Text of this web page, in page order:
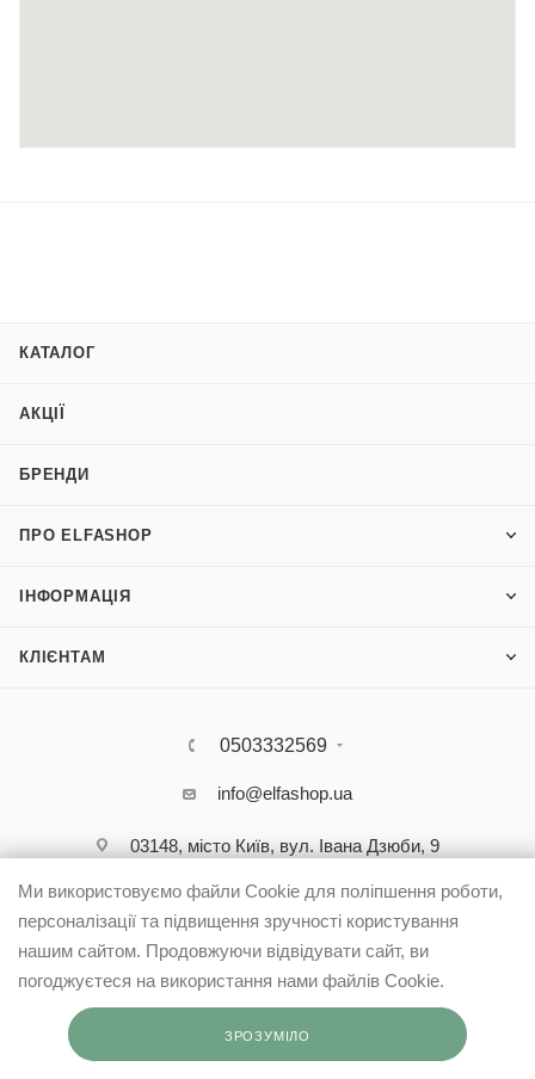
м.Чернігів, пр. Перемоги, 90
(050) 337 36 84
м.Одеса, вул. Давіда Ойстраха, 32. ТРЦ CITY
(050) 482 55 04
м. Буча, вул. Вокзальна, 2г
(050) 302 47 46
м. Суми, вул. 9-го травня, 4.
(050) 444 41 20
КАТАЛОГ
АКЦІЇ
БРЕНДИ
ПРО ELFASHOP
ІНФОРМАЦІЯ
КЛІЄНТАМ
0503332569
info@elfashop.ua
03148, місто Київ, вул. Івана Дзюби, 9
Ми використовуємо файли Cookie для поліпшення роботи,
персоналізації та підвищення зручності користування
нашим сайтом. Продовжуючи відвідувати сайт, ви
погоджуєтеся на використання нами файлів Cookie.
ЗРОЗУМІЛО